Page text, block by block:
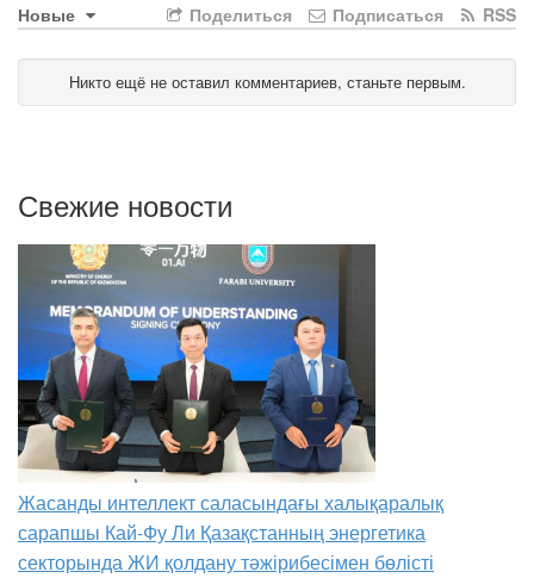
Новые RSS
Подписаться
Поделиться
Никто ещё не оставил комментариев, станьте первым.
Свежие новости
Жасанды интеллект саласындағы халықаралық
сарапшы Кай-Фу Ли Қазақстанның энергетика
секторында ЖИ қолдану тәжірибесімен бөлісті